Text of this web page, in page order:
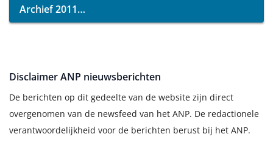
Archief 2011
Disclaimer ANP nieuwsberichten
De berichten op dit gedeelte van de website zijn direct
overgenomen van de newsfeed van het ANP. De redactionele
verantwoordelijkheid voor de berichten berust bij het ANP.